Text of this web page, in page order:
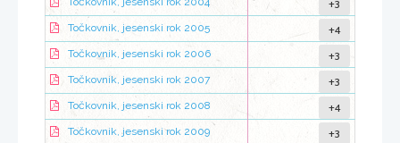
+3
Točkovnik, jesenski rok 2005 +4
Točkovnik, jesenski rok 2006 +3
Točkovnik, jesenski rok 2007 +3
Točkovnik, jesenski rok 2008 +4
Točkovnik, jesenski rok 2009 +3